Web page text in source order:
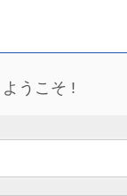
ようこそ !